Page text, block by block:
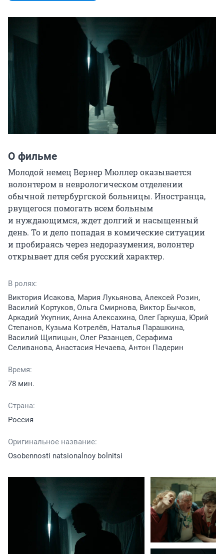
О фильме
Молодой немец Вернер Мюллер оказывается
волонтером в неврологическом отделении
обычной петербургской больницы. Иностранца,
рвущегося помогать всем больным
и нуждающимся, ждет долгий и насыщенный
день. То и дело попадая в комические ситуации
и пробираясь через недоразумения, волонтер
открывает для себя русский характер.
В ролях:
Виктория Исакова, Мария Лукьянова, Алексей Розин,
Василий Кортуков, Ольга Смирнова, Виктор Бычков,
Аркадий Укупник, Анна Алексахина, Олег Гаркуша, Юрий
Степанов, Кузьма Котрелёв, Наталья Парашкина,
Василий Щипицын, Олег Рязанцев, Серафима
Селиванова, Анастасия Нечаева, Антон Падерин
Время:
78 мин.
Страна:
Россия
Оригинальное название:
Osobennosti natsionalnoy bolnitsi